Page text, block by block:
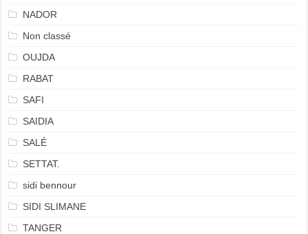
NADOR
Non classé
OUJDA
RABAT
SAFI
SAIDIA
SALÉ
SETTAT.
sidi bennour
SIDI SLIMANE
TANGER